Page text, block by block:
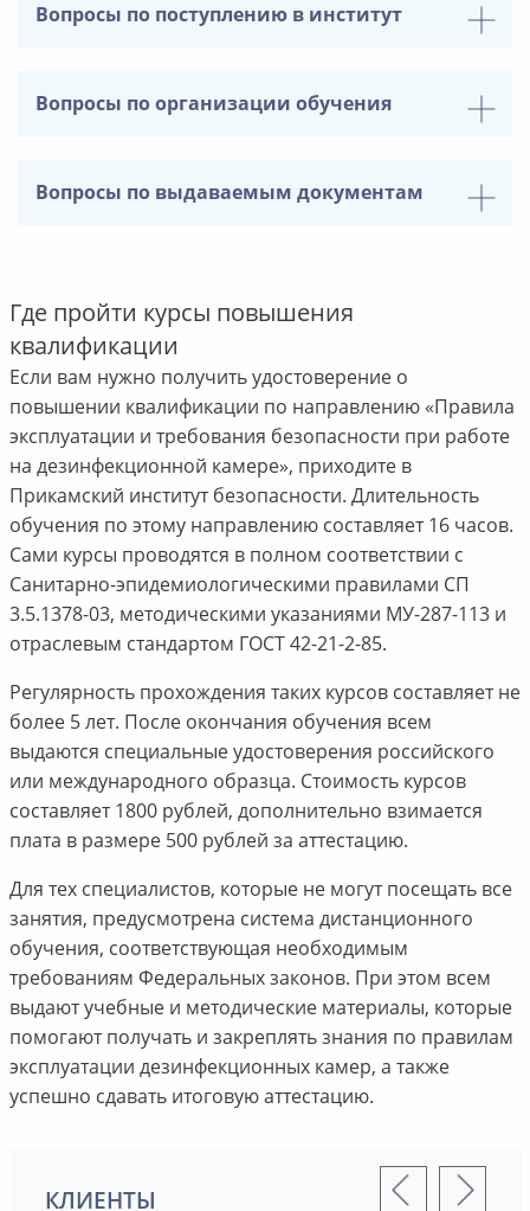
Вопросы по поступлению в институт
Вопросы по организации обучения
Вопросы по выдаваемым документам
Где пройти курсы повышения
квалификации
Если вам нужно получить удостоверение о
повышении квалификации по направлению «Правила
эксплуатации и требования безопасности при работе
на дезинфекционной камере», приходите в
Прикамский институт безопасности. Длительность
обучения по этому направлению составляет 16 часов.
Сами курсы проводятся в полном соответствии с
Санитарно-эпидемиологическими правилами СП
3.5.1378-03, методическими указаниями МУ-287-113 и
отраслевым стандартом ГОСТ 42-21-2-85.
Регулярность прохождения таких курсов составляет не
более 5 лет. После окончания обучения всем
выдаются специальные удостоверения российского
или международного образца. Стоимость курсов
составляет 1800 рублей, дополнительно взимается
плата в размере 500 рублей за аттестацию.
Для тех специалистов, которые не могут посещать все
занятия, предусмотрена система дистанционного
обучения, соответствующая необходимым
требованиям Федеральных законов. При этом всем
выдают учебные и методические материалы, которые
помогают получать и закреплять знания по правилам
эксплуатации дезинфекционных камер, а также
успешно сдавать итоговую аттестацию.
КЛИЕНТЫ